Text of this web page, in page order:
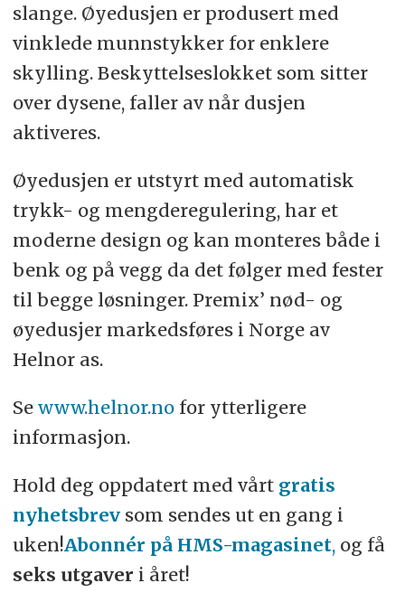
slange. Øyedusjen er produsert med
vinklede munnstykker for enklere
skylling. Beskyttelseslokket som sitter
over dysene, faller av når dusjen
aktiveres.
Øyedusjen er utstyrt med automatisk
trykk- og mengderegulering, har et
moderne design og kan monteres både i
benk og på vegg da det følger med fester
til begge løsninger. Premix’ nød- og
øyedusjer markedsføres i Norge av
Helnor as.
Se www.helnor.nofor ytterligere
informasjon.
Hold deg oppdatert med vårt gratis
nyhetsbrevsom sendes ut en gang i
uken!Abonnér på HMS-magasinet, og få
seks utgaver i året!